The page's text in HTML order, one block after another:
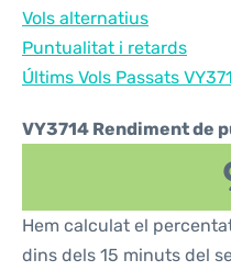
Vols alternatius
Puntualitat i retards
Últims Vols Passats
VY3714 Rendiment de
Hem calculat el
dins dels 15 minuts del